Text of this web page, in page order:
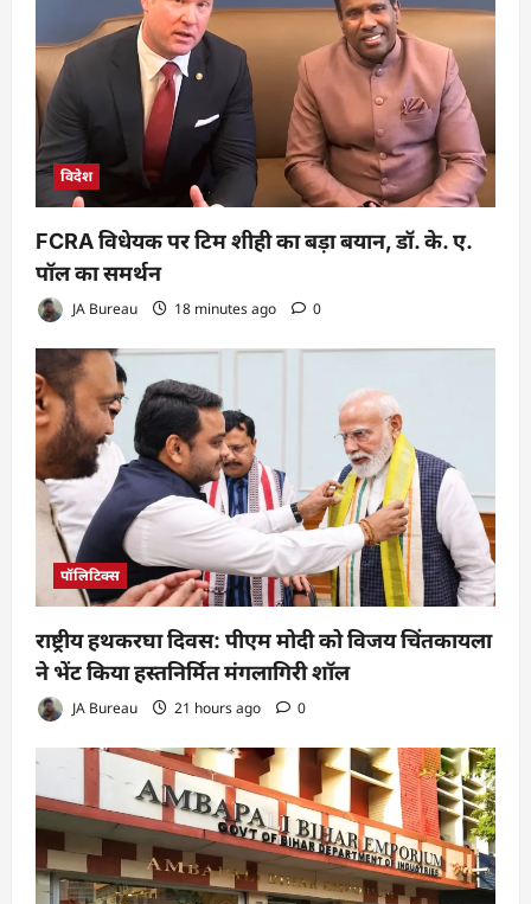
विदेश
FCRA विधेयक पर टिम शीही का बड़ा बयान, डॉ. के. ए.
पॉल का समर्थन
JA Bureau 18 minutes ago 0
पॉलिटिक्स
राष्ट्रीय हथकरघा दिवस: पीएम मोदी को विजय चिंतकायला
ने भेंट किया हस्तनिर्मित मंगलागिरी शॉल
JA Bureau 21 hours ago 0